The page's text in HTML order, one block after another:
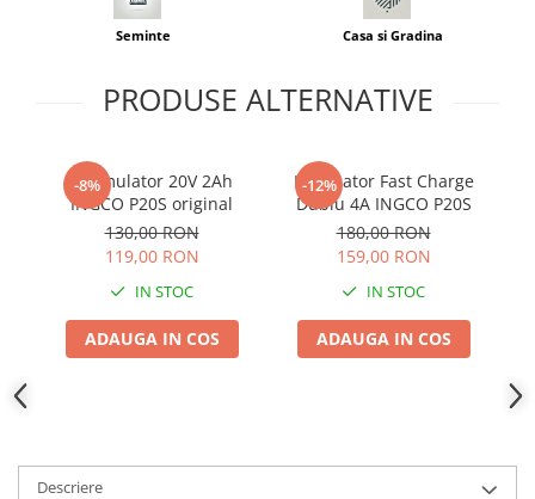
Seminte varza
Seminte zucchini
Seminte pentru germinare
Seminte trifoi
Erbicid
Insecticid
Seminte Casa si Gradina
PRODUSE ALTERNATIVE
-8%
Acumulator 20V 2Ah
INGCO P20S original
130,00 RON
119,00 RON
IN STOC
ADAUGA IN COS
-12%
Incarcator Fast Charge
Dublu 4A INGCO P20S
180,00 RON
159,00 RON
IN STOC
ADAUGA IN COS
Descriere